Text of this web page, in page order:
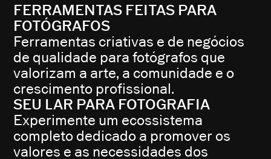
FERRAMENTAS FEITAS PARA
FOTÓGRAFOS
Ferramentas criativas e de negócios
de qualidade para fotógrafos que
valorizam a arte, a comunidade e o
crescimento profissional.
SEU LAR PARA FOTOGRAFIA
Experimente um ecossistema
completo dedicado a promover os
valores e as necessidades dos